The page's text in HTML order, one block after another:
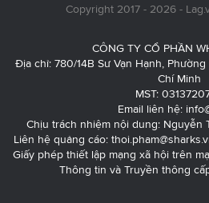
Copyright 2017 - 2026 -
CÔNG TY CỔ PHẦN
Địa chỉ: 780/14B Sư Vạn Hạnh,
Chí Minh
MST:
Email liên hệ:
Chịu trách nhiệm nội dung: Nguyễn
Liên hệ quảng cáo:
Giấy phép thiết lập mạng xã hội trên
Thông tin và Truyền thông